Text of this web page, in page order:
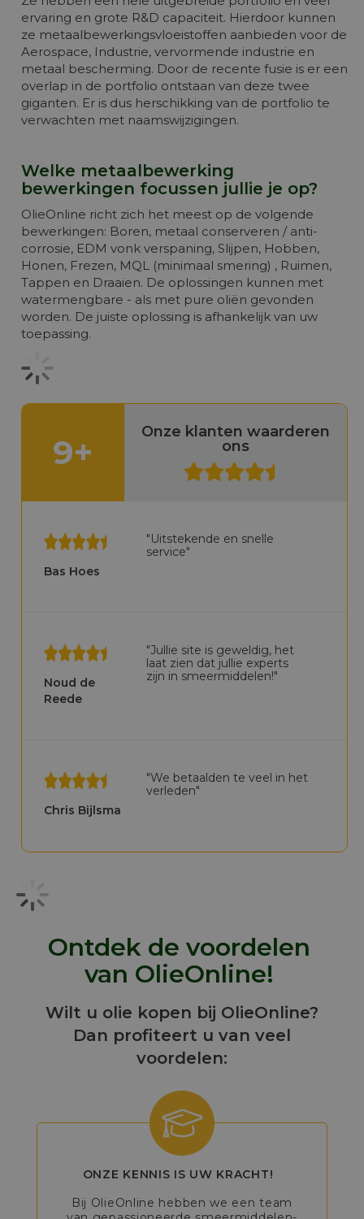
ervaring en grote R&D capaciteit. Hierdoor kunnen
ze metaalbewerkingsvloeistoffen aanbieden voor de
Aerospace, Industrie, vervormende industrie en
metaal bescherming. Door de recente fusie is er een
overlap in de portfolio ontstaan van deze twee
giganten. Er is dus herschikking van de portfolio te
verwachten met naamswijzigingen.
Welke metaalbewerking
bewerkingen focussen jullie je op?
OlieOnline richt zich het meest op de volgende
bewerkingen: Boren, metaal conserveren / anti-
corrosie, EDM vonk verspaning, Slijpen, Hobben,
Honen, Frezen, MQL (minimaal smering) , Ruimen,
Tappen en Draaien. De oplossingen kunnen met
watermengbare - als met pure oliën gevonden
worden. De juiste oplossing is afhankelijk van uw
toepassing.
9+
Onze klanten waarderen
ons
Bas Hoes
"Uitstekende en snelle
service"
Noud de
Reede
"Jullie site is geweldig, het
laat zien dat jullie experts
zijn in smeermiddelen!"
Chris Bijlsma
"We betaalden te veel in het
verleden"
Ontdek de voordelen
van OlieOnline!
Wilt u olie kopen bij OlieOnline?
Dan profiteert u van veel
voordelen:
ONZE KENNIS IS UW KRACHT!
Bij OlieOnline hebben we een team